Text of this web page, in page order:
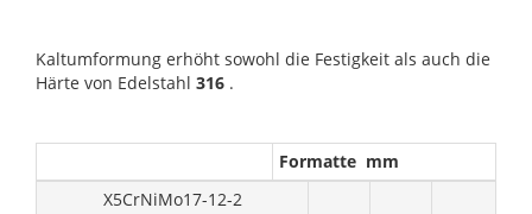
Kaltumformung erhöht sowohl die Festigkeit als auch die
Härte von Edelstahl 316 .
Formatte mm
X5CrNiMo17-12-2